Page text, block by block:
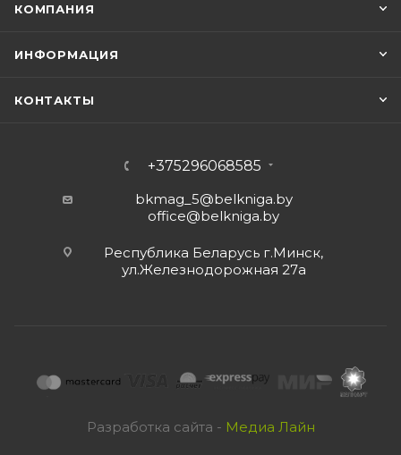
КОМПАНИЯ
ИНФОРМАЦИЯ
КОНТАКТЫ
+375296068585
bkmag_5@belkniga.by
office@belkniga.by
Республика Беларусь г.Минск,
ул.Железнодорожная 27а
Разработка сайта - Медиа Лайн